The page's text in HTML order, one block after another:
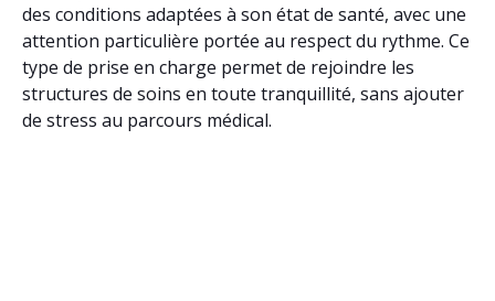
des conditions adaptées à son état de santé, avec une
attention particulière portée au respect du rythme. Ce
type de prise en charge permet de rejoindre les
structures de soins en toute tranquillité, sans ajouter
de stress au parcours médical.